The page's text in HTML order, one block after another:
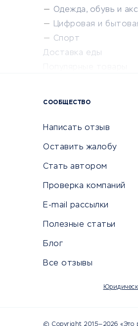
Одежда, обувь и
Цифровая и
Спорт
Доставка еды
Кредитные карты
Дебетовые карты
Микрофинансовые
Платежные системы
СООБЩЕСТВО
Написать отзыв
Оставить жалобу
Стать автором
Проверка компаний
E-mail рассылки
Полезные статьи
Блог
Все отзывы
© Copyright 2015—2026 «Это